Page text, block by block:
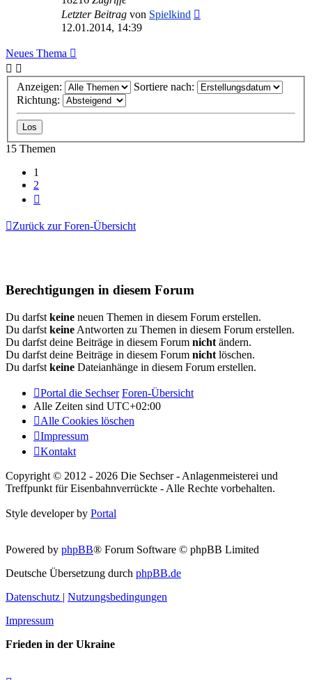
Letzter Beitrag von Spielkind
12.01.2014, 14:39
Neues Thema
Anzeigen:
Sortiere nach:
Richtung:
15 Themen
1
2
Zurück zur Foren-Übersicht
Berechtigungen in diesem Forum
Du darfst keine neuen Themen in diesem Forum erstellen.
Du darfst keine Antworten zu Themen in diesem Forum erstellen.
Du darfst deine Beiträge in diesem Forum nicht ändern.
Du darfst deine Beiträge in diesem Forum nicht löschen.
Du darfst keine Dateianhänge in diesem Forum erstellen.
Portal die Sechser Foren-Übersicht
Alle Zeiten sind UTC+02:00
Alle Cookies löschen
Impressum
Kontakt
Copyright © 2012 - 2026 Die Sechser - Anlagenmeisterei und
Treffpunkt für Eisenbahnverrückte - Alle Rechte vorbehalten.
Style developer by Portal
Powered by phpBB® Forum Software © phpBB Limited
Deutsche Übersetzung durch phpBB.de
Datenschutz | Nutzungsbedingungen
Impressum
Frieden in der Ukraine